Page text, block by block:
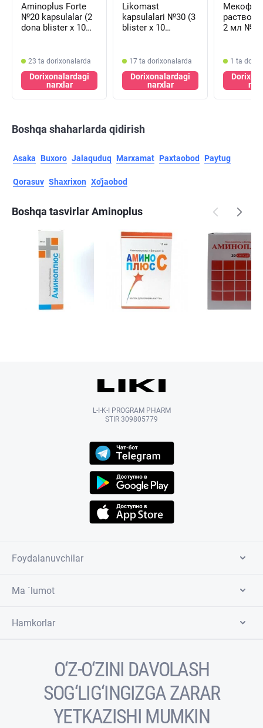
Aminoplus Forte
№20 kapsulalar (2
dona blister х 10
23 ta dorixonalarda
Dorixonalardagi
narxlar
Likomast
kapsulalari №30 (3
blister х 10
17 ta dorixonalarda
Dorixonalardagi
narxlar
раствор
2 мл №50
1 ta
Boshqa shaharlarda qidirish
Asaka Buxoro Jalaquduq Marxamat Paxtaobod Paytug
Qorasuv Shaxrixon Xo'jaobod
Boshqa tasvirlar Aminoplus
L-I-K-I PROGRAM PHARM
STIR 309805779
Foydalanuvchilar
Ma `lumot
Hamkorlar
O‘Z-O‘ZINI DAVOLASH
SOG‘LIG‘INGIZGA ZARAR
YETKAZISHI MUMKIN